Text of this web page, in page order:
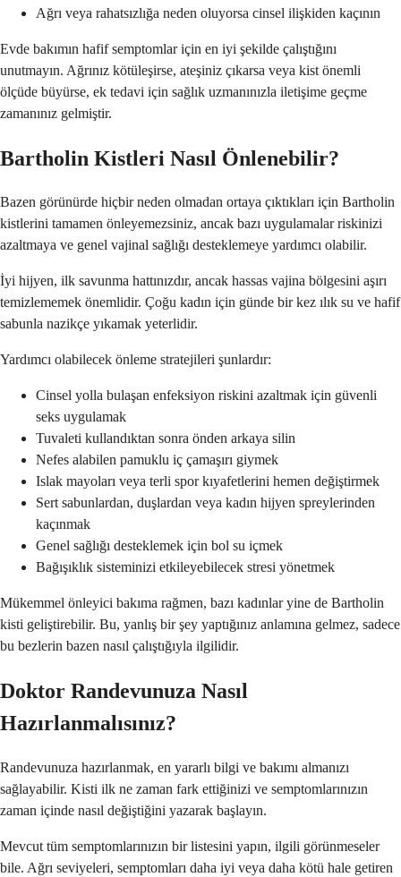
Ağrı veya rahatsızlığa neden oluyorsa cinsel ilişkiden kaçının
Evde bakımın hafif semptomlar için en iyi şekilde çalıştığını
unutmayın. Ağrınız kötüleşirse, ateşiniz çıkarsa veya kist önemli
ölçüde büyürse, ek tedavi için sağlık uzmanınızla iletişime geçme
zamanınız gelmiştir.
Bartholin Kistleri Nasıl Önlenebilir?
Bazen görünürde hiçbir neden olmadan ortaya çıktıkları için Bartholin
kistlerini tamamen önleyemezsiniz, ancak bazı uygulamalar riskinizi
azaltmaya ve genel vajinal sağlığı desteklemeye yardımcı olabilir.
İyi hijyen, ilk savunma hattınızdır, ancak hassas vajina bölgesini aşırı
temizlememek önemlidir. Çoğu kadın için günde bir kez ılık su ve hafif
sabunla nazikçe yıkamak yeterlidir.
Yardımcı olabilecek önleme stratejileri şunlardır:
Cinsel yolla bulaşan enfeksiyon riskini azaltmak için güvenli
seks uygulamak
Tuvaleti kullandıktan sonra önden arkaya silin
Nefes alabilen pamuklu iç çamaşırı giymek
Islak mayoları veya terli spor kıyafetlerini hemen değiştirmek
Sert sabunlardan, duşlardan veya kadın hijyen spreylerinden
kaçınmak
Genel sağlığı desteklemek için bol su içmek
Bağışıklık sisteminizi etkileyebilecek stresi yönetmek
Mükemmel önleyici bakıma rağmen, bazı kadınlar yine de Bartholin
kisti geliştirebilir. Bu, yanlış bir şey yaptığınız anlamına gelmez, sadece
bu bezlerin bazen nasıl çalıştığıyla ilgilidir.
Doktor Randevunuza Nasıl
Hazırlanmalısınız?
Randevunuza hazırlanmak, en yararlı bilgi ve bakımı almanızı
sağlayabilir. Kisti ilk ne zaman fark ettiğinizi ve semptomlarınızın
zaman içinde nasıl değiştiğini yazarak başlayın.
Mevcut tüm semptomlarınızın bir listesini yapın, ilgili görünmeseler
bile. Ağrı seviyeleri, semptomları daha iyi veya daha kötü hale getiren